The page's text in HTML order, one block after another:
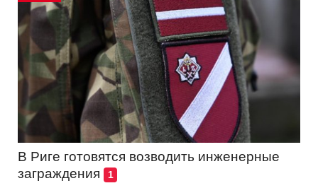
В Риге готовятся возводить инженерные
заграждения
1